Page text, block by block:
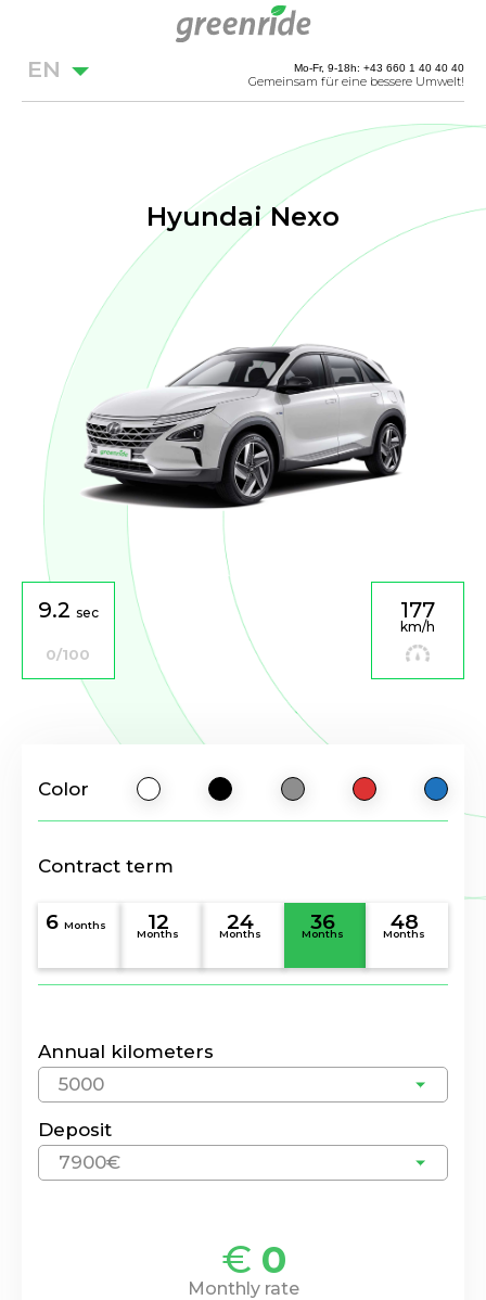
EN Mo-Fr, 9-18h: +43 660 1 40 40 40
Gemeinsam für eine bessere Umwelt!
Color
Contract term
6 Months 12
Months 24
Months 36
Months 48
Months
Annual kilometers
5000
Deposit
7900€
€ 0
Monthly rate
Hyundai Nexo
9.2 sec
0/100
177
km/h